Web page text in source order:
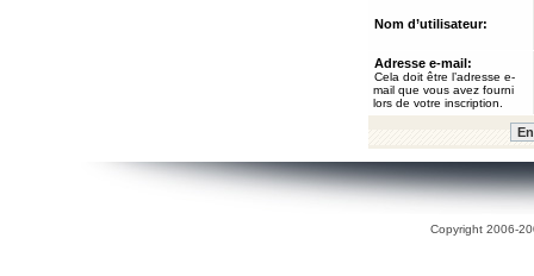
Nom d’utilisateur:
Adresse e-mail:
Cela doit être l’adresse e-
mail que vous avez fourni
lors de votre inscription.
Copyright 2006-